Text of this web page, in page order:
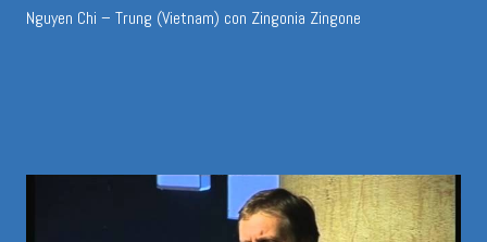
Nguyen Chi – Trung (Vietnam) con Zingonia Zingone